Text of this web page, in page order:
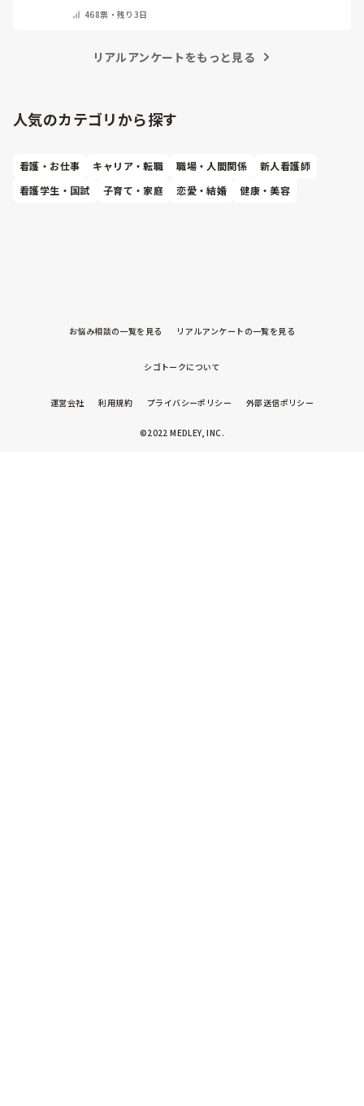
教えてください）
468票・残り3日
リアルアンケートをもっと見る
人気のカテゴリから探す
看護・お仕事 キャリア・転職 職場・人間関係
新人看護師
看護学生・国試
子育て・家庭 恋愛・結婚 健康・美容
お悩み相談の一覧を見る リアルアンケートの一覧を見る
シゴトークについて
運営会社 利用規約 プライバシーポリシー 外部送信ポリシー
©2022 MEDLEY, INC.